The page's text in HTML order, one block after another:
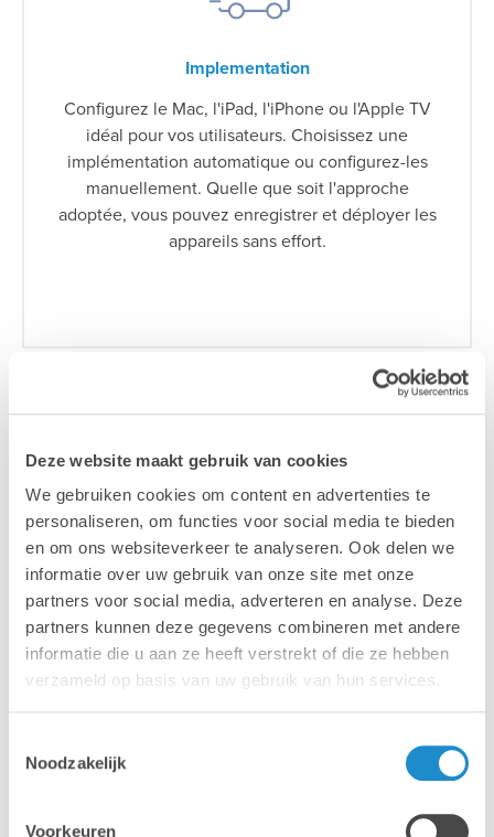
Deze website maakt gebruik van cookies
We gebruiken cookies om content en advertenties te
personaliseren, om functies voor social media te bieden
en om ons websiteverkeer te analyseren. Ook delen we
informatie over uw gebruik van onze site met onze
partners voor social media, adverteren en analyse. Deze
partners kunnen deze gegevens combineren met andere
informatie die u aan ze heeft verstrekt of die ze hebben
verzameld op basis van uw gebruik van hun services.
Noodzakelijk
Voorkeuren
Implementation
Configurez le Mac, l'iPad, l'iPhone ou l'Apple TV
idéal pour vos utilisateurs. Choisissez une
implémentation automatique ou configurez-les
manuellement. Quelle que soit l'approche
adoptée, vous pouvez enregistrer et déployer les
appareils sans effort.
Gestions des appareils
La gestion continue fait partie des activités
quotidiennes du service informatique. Allez au-
delà des profils de configuration et utilisez des
politiques et des scripts pour personnaliser les
appareils afin d'offrir aux utilisateurs la meilleure